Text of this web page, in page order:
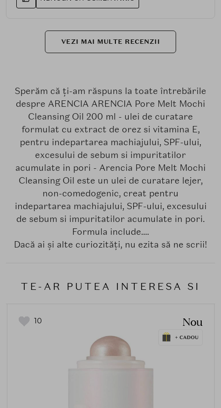
VEZI MAI MULTE RECENZII
Sperăm că ți-am răspuns la toate întrebările
despre ARENCIA ARENCIA Pore Melt Mochi
Cleansing Oil 200 ml - ulei de curatare
formulat cu extract de orez si vitamina E,
pentru indepartarea machiajului, SPF-ului,
excesului de sebum si impuritatilor
acumulate in pori - Arencia Pore Melt Mochi
Cleansing Oil este un ulei de curatare lejer,
non-comedogenic, creat pentru
indepartarea machiajului, SPF-ului, excesului
de sebum si impuritatilor acumulate in pori.
Formula include....
Dacă ai și alte curiozități, nu ezita să ne scrii!
TE-AR PUTEA INTERESA SI
10 Nou